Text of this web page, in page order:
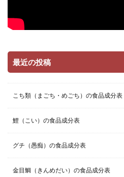
最近の投稿
こち類（まごち・めごち）の食品成分表
鯉（こい）の食品成分表
グチ（愚痴）の食品成分表
金目鯛（きんめだい）の食品成分表